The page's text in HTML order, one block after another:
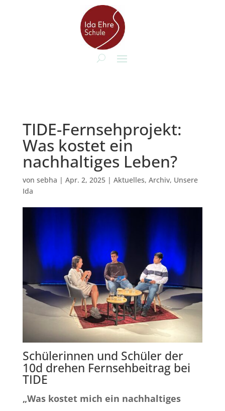
TIDE-Fernsehprojekt:
Was kostet ein
nachhaltiges Leben?
von sebha | Apr. 2, 2025| Aktuelles, Archiv, Unsere
Ida
Schülerinnen und Schüler der
10d drehen Fernsehbeitrag bei
TIDE
„Was kostet mich ein nachhaltiges